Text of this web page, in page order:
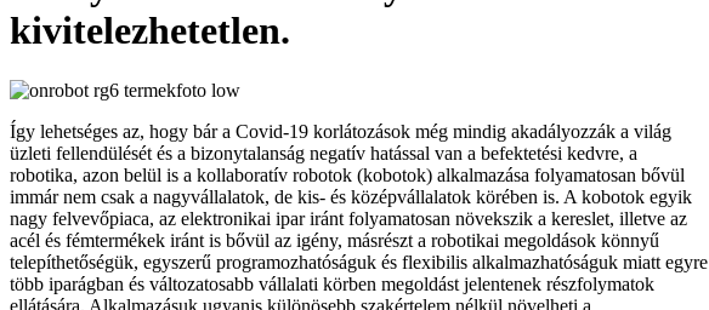
kivitelezhetetlen.
Így lehetséges az, hogy bár a Covid-19 korlátozások még mindig akadályozzák a világ
üzleti fellendülését és a bizonytalanság negatív hatással van a befektetési kedvre, a
robotika, azon belül is a kollaboratív robotok (kobotok) alkalmazása folyamatosan bővül
immár nem csak a nagyvállalatok, de kis- és középvállalatok körében is. A kobotok egyik
nagy felvevőpiaca, az elektronikai ipar iránt folyamatosan növekszik a kereslet, illetve az
acél és fémtermékek iránt is bővül az igény, másrészt a robotikai megoldások könnyű
telepíthetőségük, egyszerű programozhatóságuk és flexibilis alkalmazhatóságuk miatt egyre
több iparágban és változatosabb vállalati körben megoldást jelentenek részfolymatok
ellátására. Alkalmazásuk ugyanis különösebb szakértelem nélkül növelheti a